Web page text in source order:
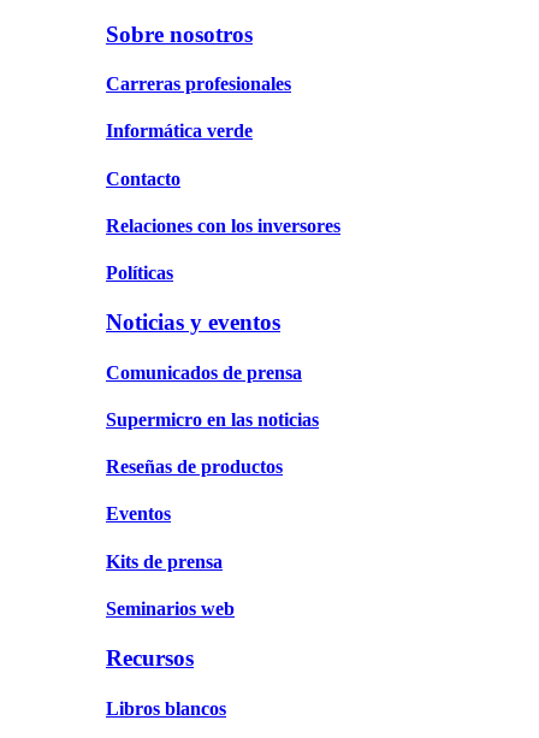
Sobre nosotros
Carreras profesionales
Informática verde
Contacto
Relaciones con los inversores
Políticas
Noticias y eventos
Comunicados de prensa
Supermicro en las noticias
Reseñas de productos
Eventos
Kits de prensa
Seminarios web
Recursos
Libros blancos